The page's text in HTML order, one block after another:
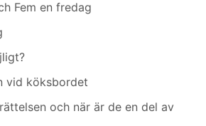
Fem en fredag
vid köksbordet
och när är de en del av